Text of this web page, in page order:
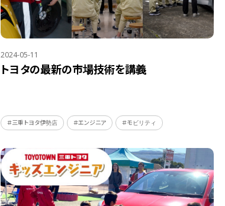
2024-05-11
トヨタの最新の市場技術を講義
＃三重トヨタ伊勢店 ＃エンジニア ＃モビリティ